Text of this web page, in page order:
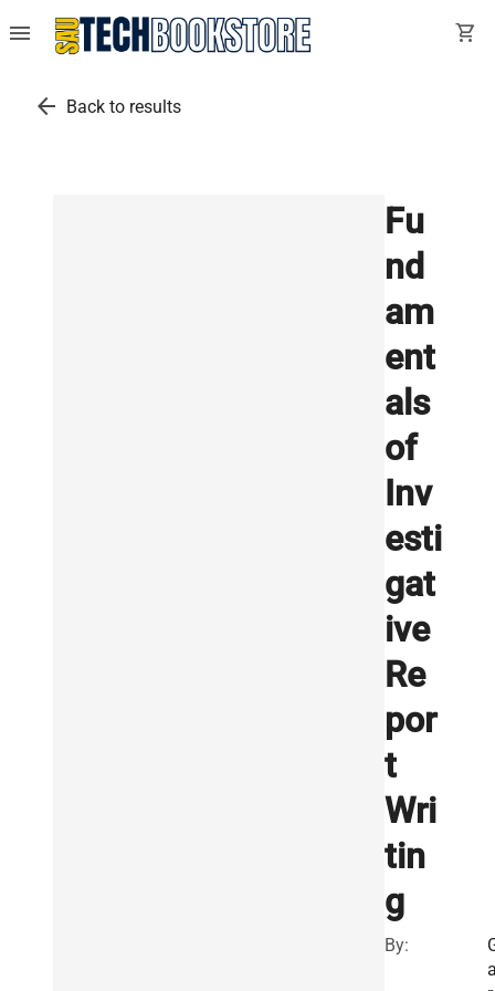
menu shopping_cart
arrow_back Back to results
Fu
nd
am
ent
als
of
Inv
esti
gat
ive
Re
por
t
Wri
tin
g
By: